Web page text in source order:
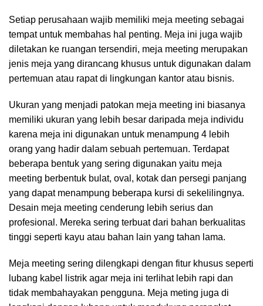
Setiap perusahaan wajib memiliki meja meeting sebagai
tempat untuk membahas hal penting. Meja ini juga wajib
diletakan ke ruangan tersendiri, meja meeting merupakan
jenis meja yang dirancang khusus untuk digunakan dalam
pertemuan atau rapat di lingkungan kantor atau bisnis.
Ukuran yang menjadi patokan meja meeting ini biasanya
memiliki ukuran yang lebih besar daripada meja individu
karena meja ini digunakan untuk menampung 4 lebih
orang yang hadir dalam sebuah pertemuan. Terdapat
beberapa bentuk yang sering digunakan yaitu meja
meeting berbentuk bulat, oval, kotak dan persegi panjang
yang dapat menampung beberapa kursi di sekelilingnya.
Desain meja meeting cenderung lebih serius dan
profesional. Mereka sering terbuat dari bahan berkualitas
tinggi seperti kayu atau bahan lain yang tahan lama.
Meja meeting sering dilengkapi dengan fitur khusus seperti
lubang kabel listrik agar meja ini terlihat lebih rapi dan
tidak membahayakan pengguna. Meja meting juga di